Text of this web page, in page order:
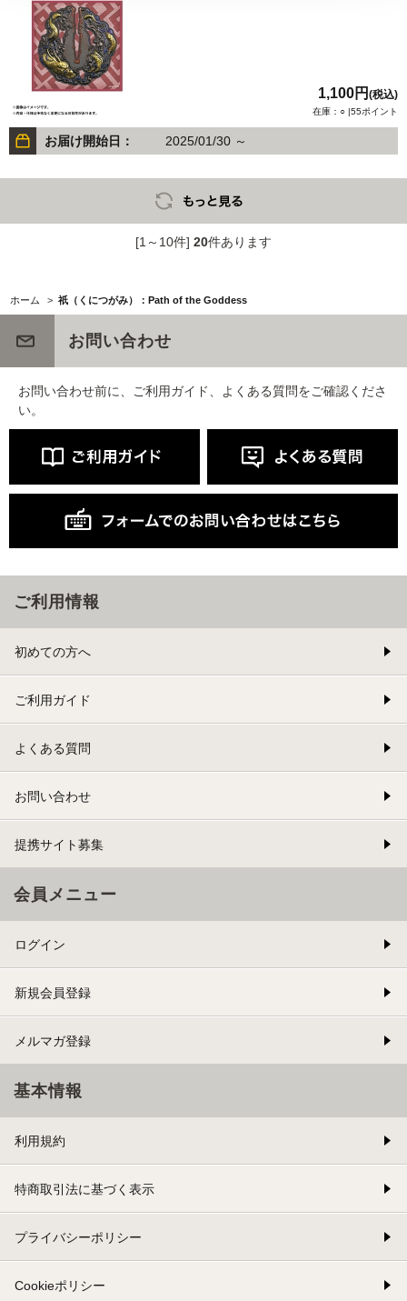
1,100円 (税込)
在庫：○ |55ポイント
お届け開始日： 2025/01/30 ～
[1～10件] 20件あります
ホーム > 祇（くにつがみ）：Path of the Goddess
お問い合わせ
お問い合わせ前に、ご利用ガイド、よくある質問をご確認くださ
い。
ご利用情報
初めての方へ
ご利用ガイド
よくある質問
お問い合わせ
提携サイト募集
会員メニュー
ログイン
新規会員登録
メルマガ登録
基本情報
利用規約
特商取引法に基づく表示
プライバシーポリシー
Cookieポリシー